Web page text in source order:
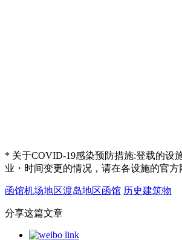
* 关于COVID-19感染预防措施:登载的设
业・时间变更的情况，请在各设施的官方
函馆机场地区渡岛地区函馆 历史建筑物
分享这篇文章